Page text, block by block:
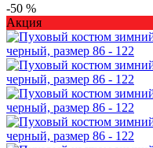
-50 %
Акция